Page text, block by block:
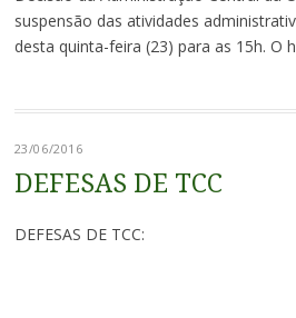
suspensão das atividades
desta quinta-feira (23) para as 15h. O
23/06/2016
DEFESAS DE TCC
DEFESAS DE TCC: